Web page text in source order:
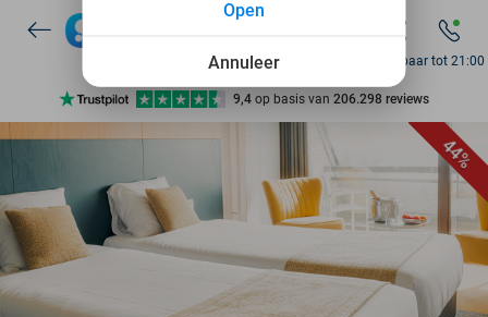
7 dagen per week beschikbaar
10+ miljoen leden
9,4 op basis van 206.298 reviews
7 dagen per week beschikbaar
10+ miljoen leden
Bereikbaar tot 21:00
44%
Annuleer
Open